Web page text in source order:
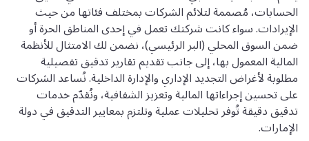
الحسابات، مُصممة لتلائم الشركات بمختلف فئاتها من حيث
الإيرادات. سواء كانت شركتك تعمل في إحدى المناطق الحرة أو
ضمن السوق المحلي (البر الرئيسي)، نضمن لك الامتثال للأنظمة
المالية المعمول بها، إلى جانب تقديم تقارير تدقيق تفصيلية
مطلوبة لأغراض التجديد الإداري والإدارة الداخلية. نُساعد الشركات
على تحسين إجراءاتها المالية وتعزيز الشفافية، ونُقدّم خدمات
تدقيق دقيقة تُوفر تحليلات عملية وتلتزم بمعايير التدقيق في دولة
الإمارات.